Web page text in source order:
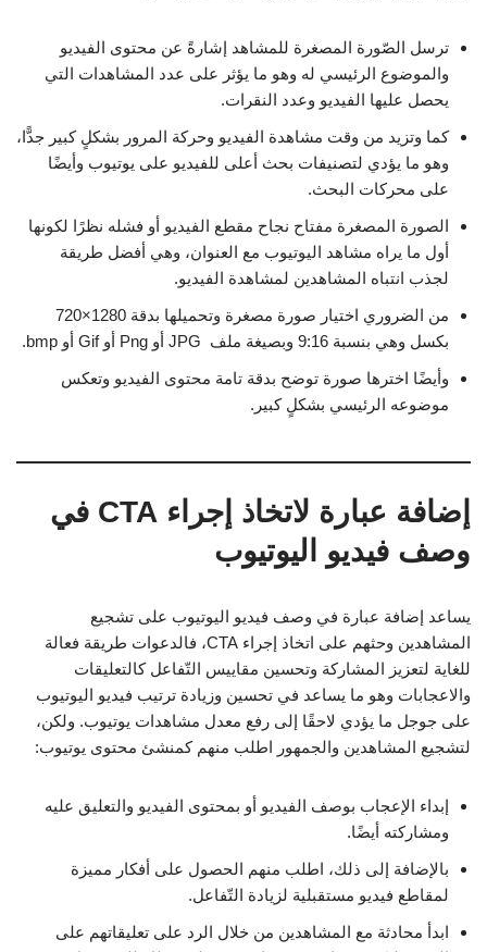
ترسل الصّورة المصغرة للمشاهد إشارةً عن محتوى الفيديو
والموضوع الرئيسي له وهو ما يؤثر على عدد المشاهدات التي
يحصل عليها الفيديو وعدد النقرات.
كما وتزيد من وقت مشاهدة الفيديو وحركة المرور بشكلٍ كبير جدًّا،
وهو ما يؤدي لتصنيفات بحث أعلى للفيديو على يوتيوب وأيضًا
على محركات البحث.
الصورة المصغرة مفتاح نجاح مقطع الفيديو أو فشله نظرًا لكونها
أول ما يراه مشاهد اليوتيوب مع العنوان، وهي أفضل طريقة
لجذب انتباه المشاهدين لمشاهدة الفيديو.
من الضروري اختيار صورة مصغرة وتحميلها بدقة 1280×720
بكسل وهي بنسبة 9:16 وبصيغة ملف JPG أو Png أو Gif أو bmp.
وأيضًا اخترها صورة توضح بدقة تامة محتوى الفيديو وتعكس
موضوعه الرئيسي بشكلٍ كبير.
إضافة عبارة لاتخاذ إجراء CTA في
وصف فيديو اليوتيوب
يساعد إضافة عبارة في وصف فيديو اليوتيوب على تشجيع
المشاهدين وحثهم على اتخاذ إجراء CTA، فالدعوات طريقة فعالة
للغاية لتعزيز المشاركة وتحسين مقاييس التّفاعل كالتعليقات
والاعجابات وهو ما يساعد في تحسين وزيادة ترتيب فيديو اليوتيوب
على جوجل ما يؤدي لاحقًا إلى رفع معدل مشاهدات يوتيوب. ولكن،
لتشجيع المشاهدين والجمهور اطلب منهم كمنشئ محتوى يوتيوب:
إبداء الإعجاب بوصف الفيديو أو بمحتوى الفيديو والتعليق عليه
ومشاركته أيضًا.
بالإضافة إلى ذلك، اطلب منهم الحصول على أفكار مميزة
لمقاطع فيديو مستقبلية لزيادة التّفاعل.
ابدأ محادثة مع المشاهدين من خلال الرد على تعليقاتهم على